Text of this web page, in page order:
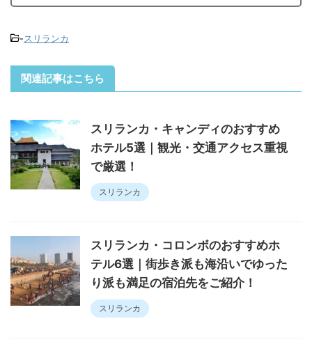
-スリランカ
関連記事はこちら
スリランカ・キャンディのおすすめ
ホテル5選｜観光・交通アクセス重視
で厳選！
スリランカ
スリランカ・コロンボのおすすめホ
テル6選｜街歩き派も海沿いでゆった
り派も満足の宿泊先をご紹介！
スリランカ